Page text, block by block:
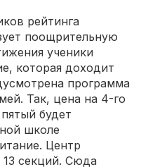
рейтинга
поощрительную
ученики
которая доходит
программа
Так, цена на 4-го
будет
школе
Центр
13 секций. Сюда